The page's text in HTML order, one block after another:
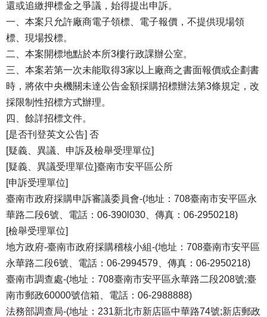
還或追繳押標金之爭議，始得提出申訴。
一、本案只允許廠商電子領標、電子報價，不提供現場領
標、現場投標。
二、本案開標地點於本所3樓行政課辦公室。
三、本案若第一次未能取得3家以上廠商之書面報價或企劃書
時，將依中央機關未達公告金額採購招標辦法第3條規定，改
採限制性招標方式辦理。
四、餘詳招標文件。
[是否刊登英文公告] 否
[疑義、異議、申訴及檢舉受理單位]
[疑義、異議受理單位]臺南市安平區公所
[申訴受理單位]
臺南市政府採購申訴審議委員會-(地址：708臺南市安平區永
華路二段6號、電話：06-390l030、傳真：06-2950218)
[檢舉受理單位]
地方政府-臺南市政府採購稽核小組-(地址：708臺南市安平區
永華路二段6號、電話：06-2994579、傳真：06-2950218)
臺南市調查處-(地址：708臺南市安平區永華路二段208號;臺
南市郵政60000號信箱、電話：06-2988888)
法務部調查局-(地址：231新北市新店區中華路74號;新店郵政